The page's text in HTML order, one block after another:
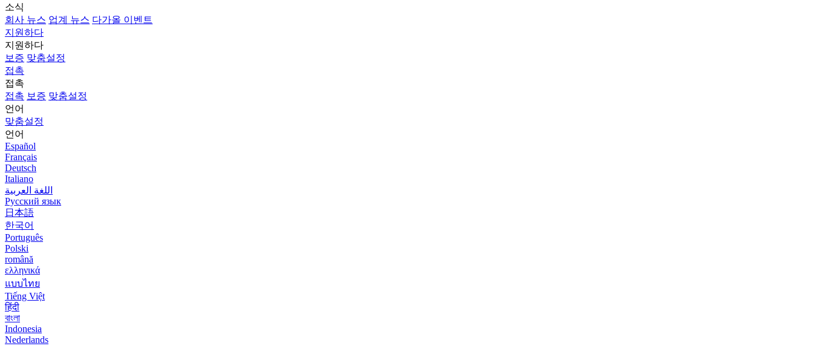
소식
회사 뉴스 업계 뉴스 다가올 이벤트
지원하다
지원하다
보증 맞춤설정
접촉
접촉
접촉 보증 맞춤설정
언어
맞춤설정
언어
Español
Français
Deutsch
Italiano
اللغة العربية
Русский язык
日本語
한국어
Português
Polski
română
ελληνικά
แบบไทย
Tiếng Việt
हिंदी
বাংলা
Indonesia
Nederlands